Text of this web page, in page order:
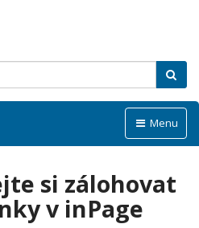
Menu
si zálohovat
v inPage